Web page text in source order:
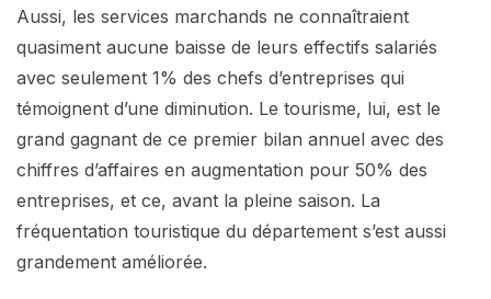
Aussi, les services marchands ne connaîtraient
quasiment aucune baisse de leurs effectifs salariés
avec seulement 1% des chefs d’entreprises qui
témoignent d’une diminution. Le tourisme, lui, est le
grand gagnant de ce premier bilan annuel avec des
chiffres d’affaires en augmentation pour 50% des
entreprises, et ce, avant la pleine saison. La
fréquentation touristique du département s’est aussi
grandement améliorée.